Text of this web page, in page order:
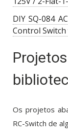
DIY SQ-084
Control
Os projetos
RC-Switch de